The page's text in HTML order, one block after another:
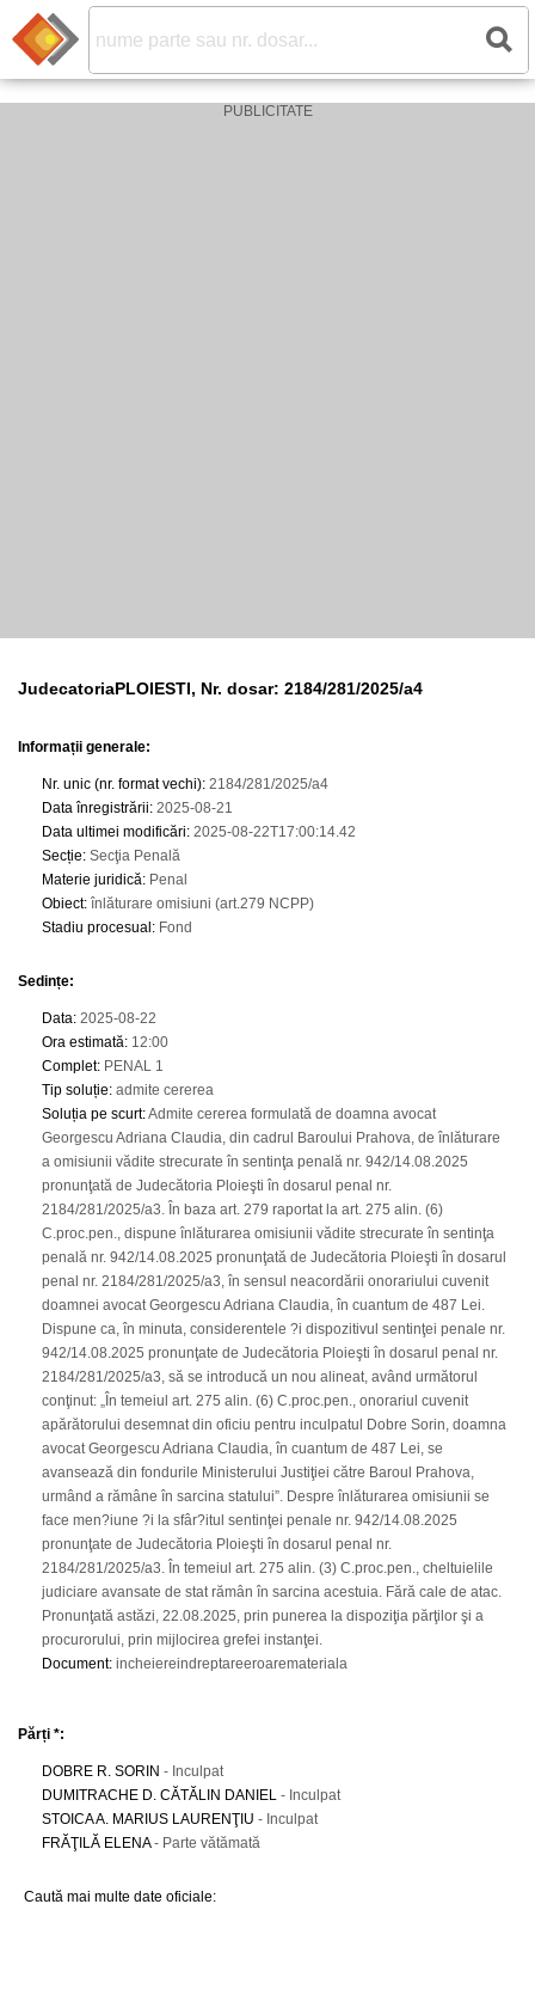
JudecatoriaPLOIESTI, Nr. dosar: 2184/281/2025/a4
Informații generale:
Nr. unic (nr. format vechi): 2184/281/2025/a4
Data înregistrării: 2025-08-21
Data ultimei modificări: 2025-08-22T17:00:14.42
Secție: Secţia Penală
Materie juridică: Penal
Obiect: înlăturare omisiuni (art.279 NCPP)
Stadiu procesual : Fond
Sedințe:
Data: 2025-08-22
Ora estimată: 12:00
Complet: PENAL 1
Tip soluție: admite cererea
Soluția pe scurt:Admite cererea formulată de doamna avocat
Georgescu Adriana Claudia, din cadrul Baroului Prahova, de înlăturare
a omisiunii vădite strecurate în sentinţa penală nr. 942/14.08.2025
pronunţată de Judecătoria Ploieşti în dosarul penal nr.
2184/281/2025/a3. În baza art. 279 raportat la art. 275 alin. (6)
C.proc.pen., dispune înlăturarea omisiunii vădite strecurate în sentinţa
penală nr. 942/14.08.2025 pronunţată de Judecătoria Ploieşti în dosarul
penal nr. 2184/281/2025/a3, în sensul neacordării onorariului cuvenit
doamnei avocat Georgescu Adriana Claudia, în cuantum de 487 Lei.
Dispune ca, în minuta, considerentele ?i dispozitivul sentinţei penale nr.
942/14.08.2025 pronunţate de Judecătoria Ploieşti în dosarul penal nr.
2184/281/2025/a3, să se introducă un nou alineat, având următorul
conţinut: „În temeiul art. 275 alin. (6) C.proc.pen., onorariul cuvenit
apărătorului desemnat din oficiu pentru inculpatul Dobre Sorin, doamna
avocat Georgescu Adriana Claudia, în cuantum de 487 Lei, se
avansează din fondurile Ministerului Justiţiei către Baroul Prahova,
urmând a rămâne în sarcina statului”. Despre înlăturarea omisiunii se
face men?iune ?i la sfâr?itul sentinţei penale nr. 942/14.08.2025
pronunţate de Judecătoria Ploieşti în dosarul penal nr.
2184/281/2025/a3. În temeiul art. 275 alin. (3) C.proc.pen., cheltuielile
judiciare avansate de stat rămân în sarcina acestuia. Fără cale de atac.
Pronunţată astăzi, 22.08.2025, prin punerea la dispoziţia părţilor şi a
procurorului, prin mijlocirea grefei instanţei.
Document: incheiereindreptareeroaremateriala
Părți *:
DOBRE R. SORIN - Inculpat
DUMITRACHE D. CĂTĂLIN DANIEL - Inculpat
STOICA A. MARIUS LAURENŢIU - Inculpat
FRĂŢILĂ ELENA- Parte vătămată
Caută mai multe date oficiale: